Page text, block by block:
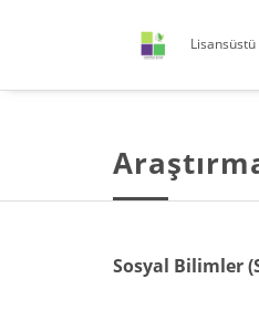
Sosyal Bilimler